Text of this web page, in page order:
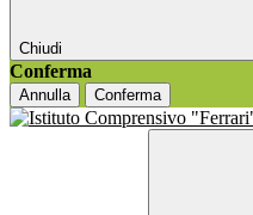
Chiudi
Conferma
Annulla Conferma